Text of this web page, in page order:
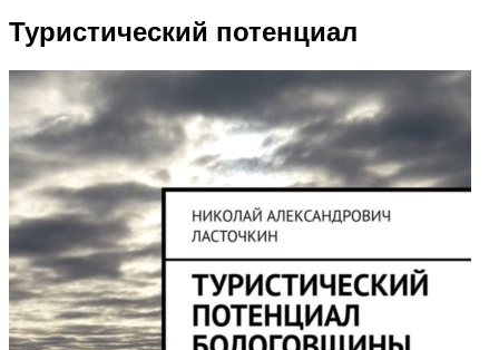
Туристический потенциал